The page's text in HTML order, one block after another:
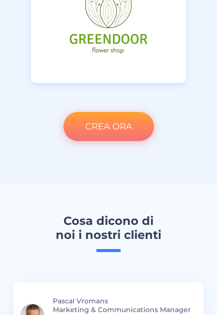
CREA ORA
Cosa dicono di
noi i nostri clienti
Pascal Vromans
Marketing & Communications Manager